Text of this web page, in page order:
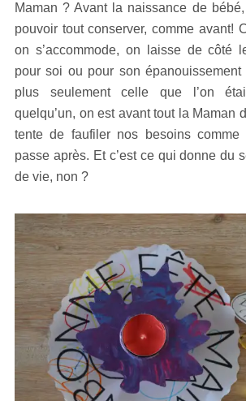
Maman ? Avant la naissance de
pouvoir tout conserver, comme avant!
on s’accommode, on laisse de côté
pour soi ou pour son épanouissement
plus seulement celle que l’on
quelqu’un, on est avant tout la Maman
tente de faufiler nos besoins
passe après. Et c’est ce qui donne du
de vie, non ?